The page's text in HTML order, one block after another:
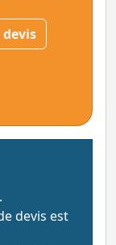
devis
devis est